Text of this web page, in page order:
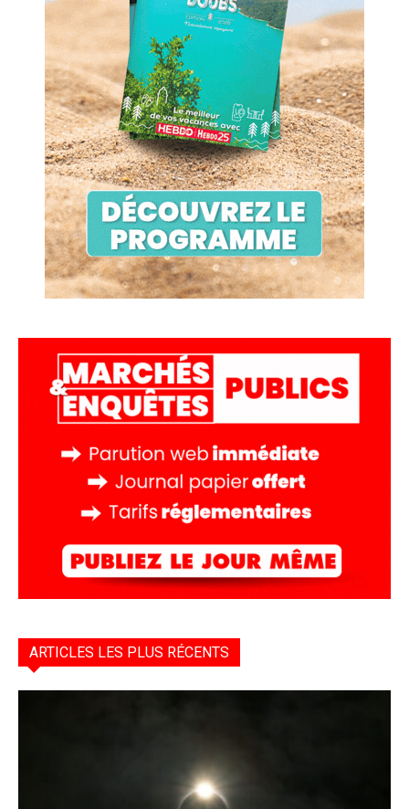
ARTICLES LES PLUS RÉCENTS